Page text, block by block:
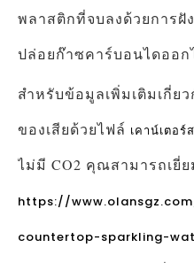
พลาสติกที่จบลงด้วยการ
ปล่อยก๊าซคาร์บอนไดออก
สำหรับข้อมูลเพิ่มเติมเกี่ย
ของเสียด้วยไฟล์ เคาน์เตอร์
ไม่มี CO2 คุณสามารถเยี่
https://
countertop-sparkling-